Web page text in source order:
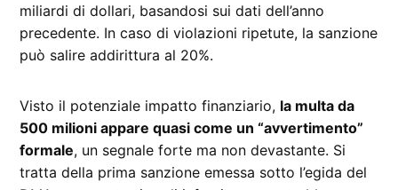
miliardi di dollari, basandosi sui dati dell’anno
precedente. In caso di violazioni ripetute, la sanzione
può salire addirittura al 20%.
Visto il potenziale impatto finanziario, la multa da
500 milioni appare quasi come un “avvertimento”
formale, un segnale forte ma non devastante. Si
tratta della prima sanzione emessa sotto l’egida del